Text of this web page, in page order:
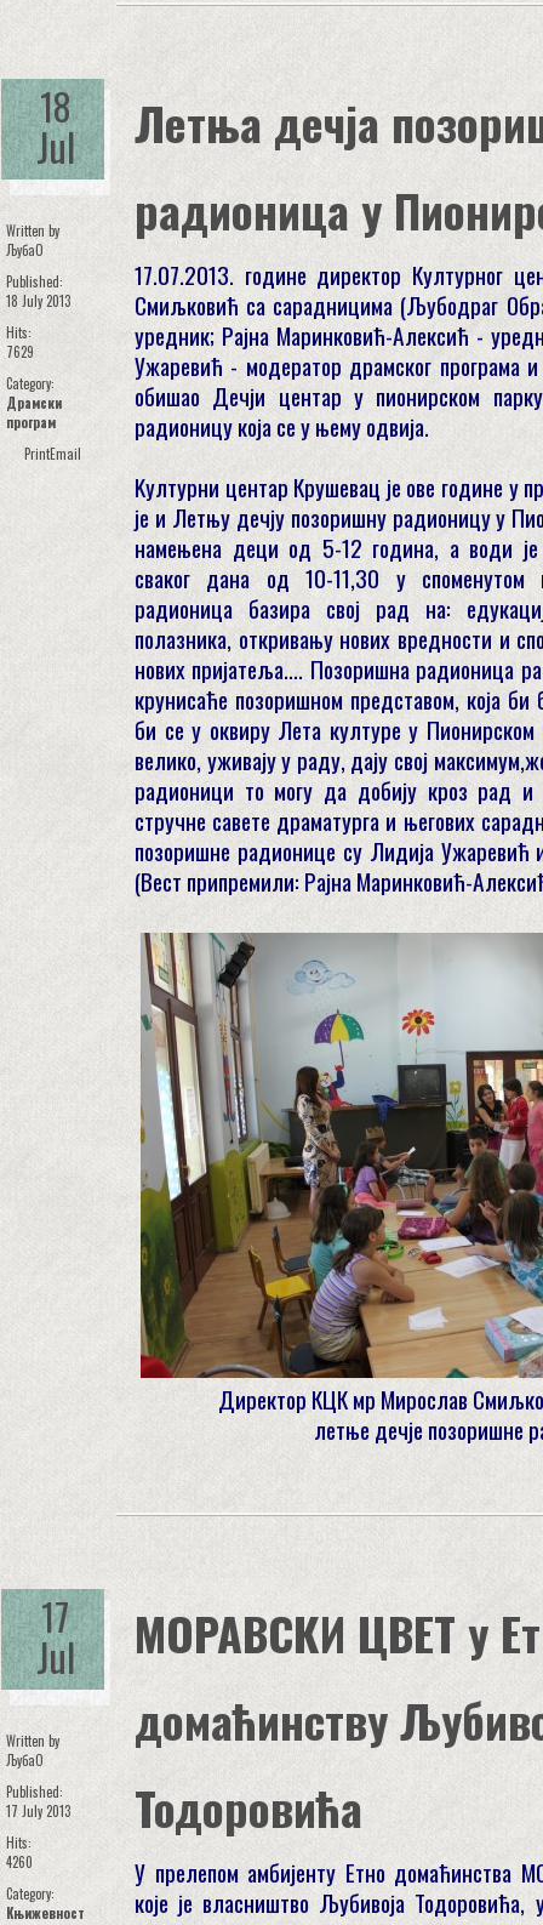
18
Jul
Written by
ЉубаО
Published:
18 July 2013
Hits:
7629
Category:
Драмски
програм
PrintEmail
Летњa дечјa
радионицa у
17.07.2013. године директор Културног
Смиљковић са сарадницима (Љубодраг
уредник; Рајна Маринковић-Алексић -
Ужаревић - модератор драмског програма
обишао Дечји центар у пионирском
радионицу која се у њему одвија.
Kултурни центар Крушевац је ове године у
је и Летњу дечју позоришну радионицу у
намењена деци од 5-12 година, а води је
сваког дана од 10-11,30 у споменутом
радионица базира свој рад на:
полазника, откривању нових вредности и
нових пријатеља.... Позоришна радионица
крунисаће позоришном представом, која
би се у оквиру Лета културе у
велико, уживају у раду, дају свој
радионици то могу да добију кроз рад
стручне савете драматурга и његових
позоришне радионице су Лидија Ужаревић
(Вест припремили: Рајна Маринковић-
Директор КЦК мр Мирослав
летње дечје позоришне
17
Jul
Written by
ЉубаО
Published:
17 July 2013
Hits:
4260
Category:
Књижевност
МОРАВСКИ ЦВЕТ у
домаћинству
Тодоровића
У прелепом амбијенту Етно домаћинства
које је власништво Љубивоја